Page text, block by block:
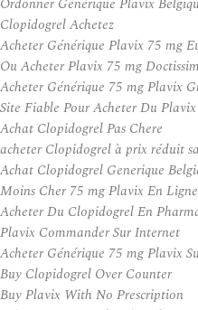
Clopidogrel Achetez
Acheter Générique Plavix 75 mg
Ou Acheter Plavix 75 mg
Acheter Générique 75 mg Plavix
Site Fiable Pour Acheter Du
Achat Clopidogrel Pas Chere
acheter Clopidogrel à prix réduit
Achat Clopidogrel Generique
Moins Cher 75 mg Plavix En Ligne
Acheter Du Clopidogrel En
Plavix Commander Sur Internet
Acheter Générique 75 mg Plavix
Buy Clopidogrel Over Counter
Buy Plavix With No Prescription